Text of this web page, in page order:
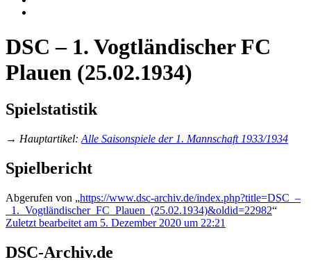
DSC – 1. Vogtländischer FC
Plauen (25.02.1934)
Spielstatistik
→ Hauptartikel: Alle Saisonspiele der 1. Mannschaft 1933/1934
Spielbericht
Abgerufen von „https://www.dsc-archiv.de/index.php?title=DSC_–
_1._Vogtländischer_FC_Plauen_(25.02.1934)&oldid=22982“
Zuletzt bearbeitet am 5. Dezember 2020 um 22:21
DSC-Archiv.de